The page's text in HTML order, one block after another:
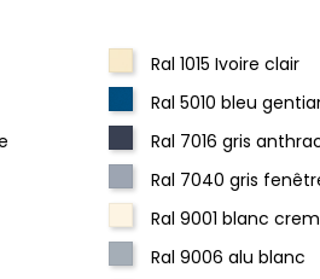
Ral 1015 Ivoire clair
Ral 5010 bleu
Ral 7016 gris
Ral 7040 gris
Ral 9001 blanc
Ral 9006 alu blanc